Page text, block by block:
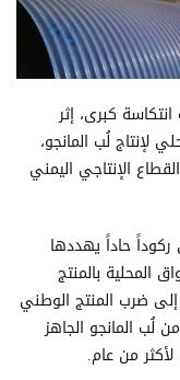
كبرى، إثر
لإنتاج لُب المانجو،
الإنتاجي اليمني
حاداً يهددها
المحلية بالمنتج
ضرب المنتج الوطني
قرابة 10 آلاف طن من لُب المانجو الجاهز
من عام.